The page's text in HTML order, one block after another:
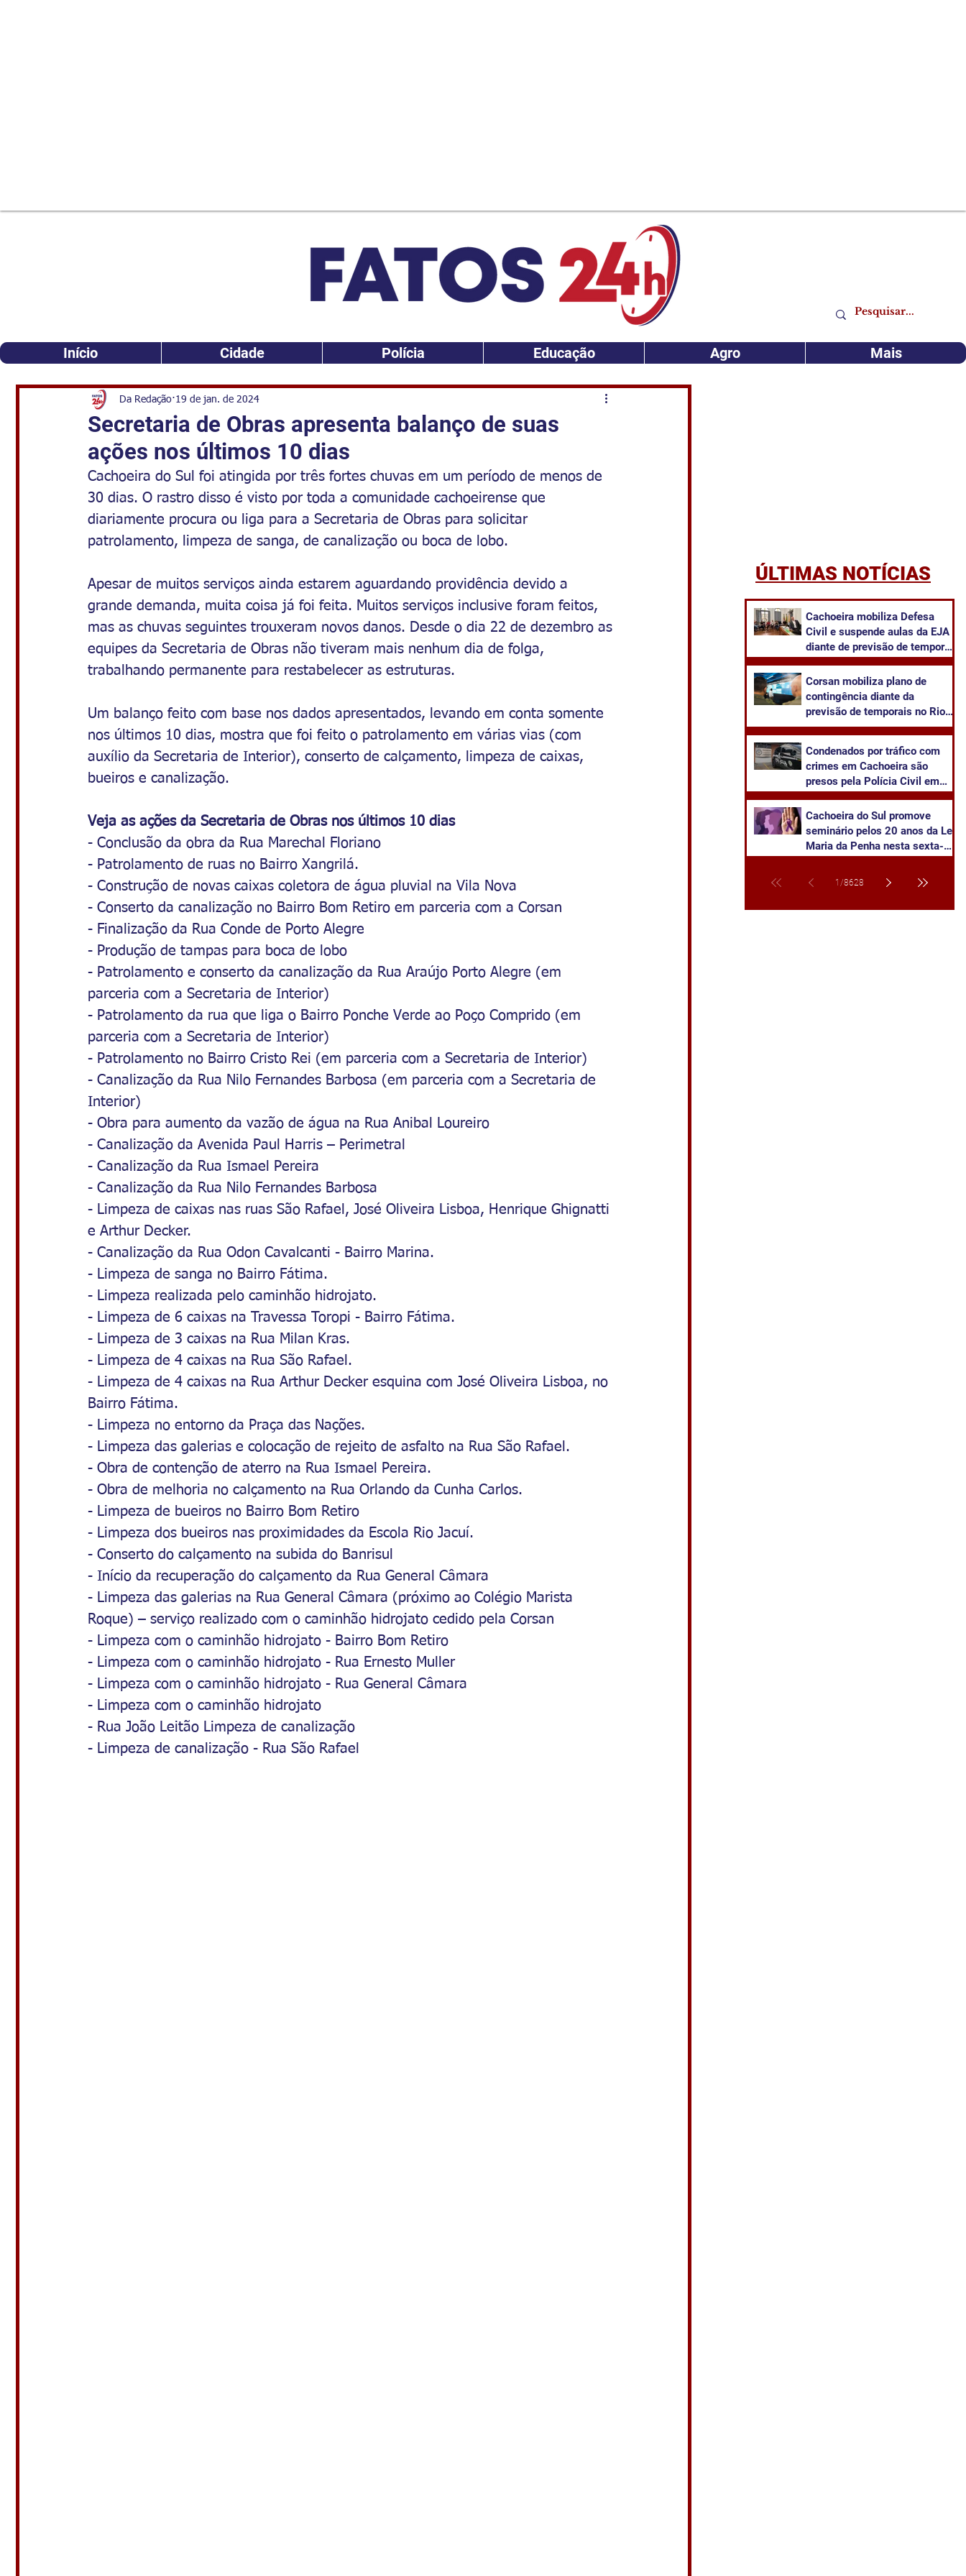
Início Cidade Polícia Educação Agro Mais
Secretaria de Obras apresenta balanço de suas
ações nos últimos 10 dias
Da Redação 19 de jan. de 2024
Cachoeira do Sul foi atingida por três fortes chuvas em um período de menos de
30 dias. O rastro disso é visto por toda a comunidade cachoeirense que
diariamente procura ou liga para a Secretaria de Obras para solicitar
patrolamento, limpeza de sanga, de canalização ou boca de lobo.
Apesar de muitos serviços ainda estarem aguardando providência devido a
grande demanda, muita coisa já foi feita. Muitos serviços inclusive foram feitos,
mas as chuvas seguintes trouxeram novos danos. Desde o dia 22 de dezembro as
equipes da Secretaria de Obras não tiveram mais nenhum dia de folga,
trabalhando permanente para restabelecer as estruturas.
Um balanço feito com base nos dados apresentados, levando em conta somente
nos últimos 10 dias, mostra que foi feito o patrolamento em várias vias (com
auxílio da Secretaria de Interior), conserto de calçamento, limpeza de caixas,
bueiros e canalização.
Veja as ações da Secretaria de Obras nos últimos 10 dias
- Conclusão da obra da Rua Marechal Floriano
- Patrolamento de ruas no Bairro Xangrilá.
- Construção de novas caixas coletora de água pluvial na Vila Nova
- Conserto da canalização no Bairro Bom Retiro em parceria com a Corsan
- Finalização da Rua Conde de Porto Alegre
- Produção de tampas para boca de lobo
- Patrolamento e conserto da canalização da Rua Araújo Porto Alegre (em
parceria com a Secretaria de Interior)
- Patrolamento da rua que liga o Bairro Ponche Verde ao Poço Comprido (em
parceria com a Secretaria de Interior)
- Patrolamento no Bairro Cristo Rei (em parceria com a Secretaria de Interior)
- Canalização da Rua Nilo Fernandes Barbosa (em parceria com a Secretaria de
Interior)
- Obra para aumento da vazão de água na Rua Anibal Loureiro
- Canalização da Avenida Paul Harris – Perimetral
- Canalização da Rua Ismael Pereira
- Canalização da Rua Nilo Fernandes Barbosa
- Limpeza de caixas nas ruas São Rafael, José Oliveira Lisboa, Henrique Ghignatti
e Arthur Decker.
- Canalização da Rua Odon Cavalcanti - Bairro Marina.
- Limpeza de sanga no Bairro Fátima.
- Limpeza realizada pelo caminhão hidrojato.
- Limpeza de 6 caixas na Travessa Toropi - Bairro Fátima.
- Limpeza de 3 caixas na Rua Milan Kras.
- Limpeza de 4 caixas na Rua São Rafael.
- Limpeza de 4 caixas na Rua Arthur Decker esquina com José Oliveira Lisboa, no
Bairro Fátima.
- Limpeza no entorno da Praça das Nações.
- Limpeza das galerias e colocação de rejeito de asfalto na Rua São Rafael.
- Obra de contenção de aterro na Rua Ismael Pereira.
- Obra de melhoria no calçamento na Rua Orlando da Cunha Carlos.
- Limpeza de bueiros no Bairro Bom Retiro
- Limpeza dos bueiros nas proximidades da Escola Rio Jacuí.
- Conserto do calçamento na subida do Banrisul
- Início da recuperação do calçamento da Rua General Câmara
- Limpeza das galerias na Rua General Câmara (próximo ao Colégio Marista
Roque) – serviço realizado com o caminhão hidrojato cedido pela Corsan
- Limpeza com o caminhão hidrojato - Bairro Bom Retiro
- Limpeza com o caminhão hidrojato - Rua Ernesto Muller
- Limpeza com o caminhão hidrojato - Rua General Câmara
- Limpeza com o caminhão hidrojato
- Rua João Leitão Limpeza de canalização
- Limpeza de canalização - Rua São Rafael
ÚLTIMAS NOTÍCIAS
Cachoeira mobiliza Defesa
Civil e suspende aulas da EJA
diante de previsão de temporal
Corsan mobiliza plano de
contingência diante da
previsão de temporais no Rio
Grande do Sul
Condenados por tráfico com
crimes em Cachoeira são
presos pela Polícia Civil em
Cachoeira do Sul promove
seminário pelos 20 anos da Lei
Maria da Penha nesta sexta-
1 /8628